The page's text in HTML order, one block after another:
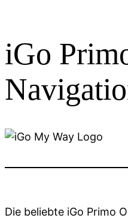
iGo
Die beliebte iGo Primo